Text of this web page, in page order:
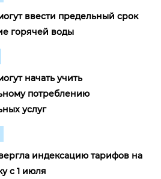
ввести предельный срок
горячей воды
начать учить
потреблению
услуг
индексацию тарифов на
с 1 июля